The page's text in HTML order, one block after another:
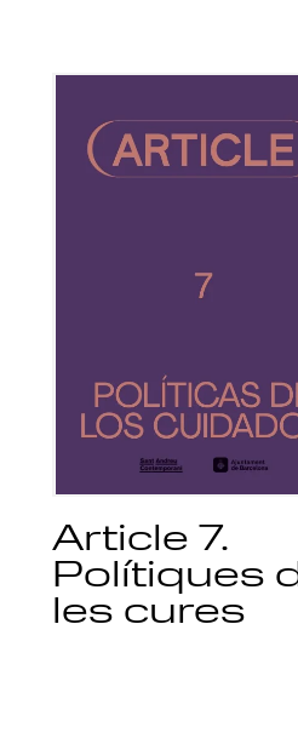
Article 7.
Polítiques
les cures